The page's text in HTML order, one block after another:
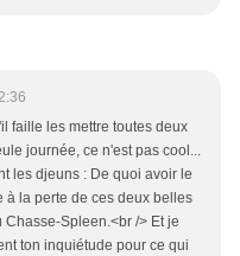
faille les mettre toutes deux
journée, ce n'est pas cool...
les djeuns : De quoi avoir le
à la perte de ces deux belles
Spleen.<br /> Et je
ton inquiétude pour ce qui